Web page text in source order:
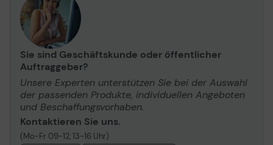
Sie sind Geschäftskunde oder öffentlicher
Auftraggeber?
Unsere Experten unterstützen Sie bei der Auswahl
der passenden Produkte, individuellen Angeboten
und Beschaffungsvorhaben.
Kontaktieren Sie uns.
(Mo-Fr 09-12, 13-16 Uhr)